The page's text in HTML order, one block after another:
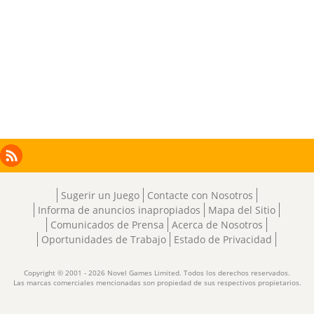
Facebook
Instagram
X
LinkedIn
RSS
Sugerir un Juego
Contacte con Nosotros
Informa de anuncios inapropiados
Mapa del Sitio
Comunicados de Prensa
Acerca de Nosotros
Oportunidades de Trabajo
Estado de Privacidad
Copyright © 2001 - 2026 Novel Games Limited. Todos los derechos reservados.
Las marcas comerciales mencionadas son propiedad de sus respectivos propietarios.